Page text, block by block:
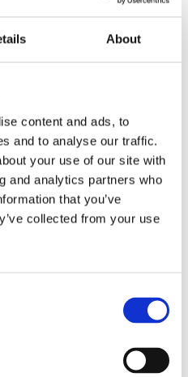
About
content and ads, to
and to analyse our traffic.
your use of our site with
and analytics partners who
that you’ve
collected from your use
Tillverkare
denimblå färg. Resår
i stolen.